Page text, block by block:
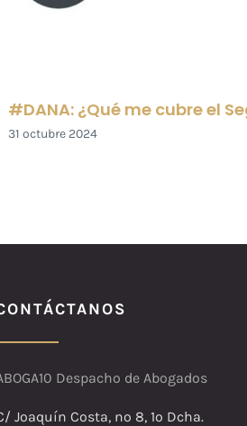
#DANA: ¿Qué me cubre el
31 octubre 2024
Despacho de Abogados
Joaquín Costa, nº 8, 1º Dcha.